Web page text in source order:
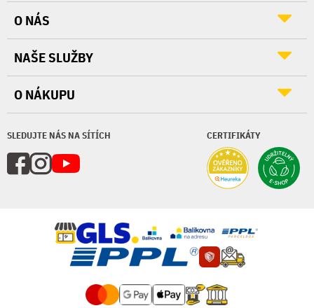
SLEDUJTE NÁS NA SÍTÍCH CERTIFIKÁTY
O NÁS
NAŠE SLUŽBY
O NÁKUPU